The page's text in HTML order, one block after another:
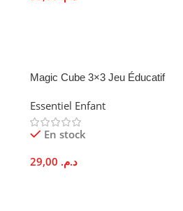
Magic Cube 3×3 Jeu Éducatif
Essentiel Enfant
En stock
د.م.